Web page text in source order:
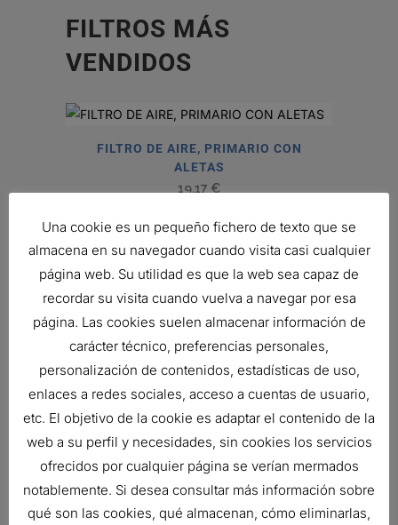
FILTROS MÁS
VENDIDOS
FILTRO DE AIRE, PRIMARIO CON
ALETAS
19,17 €
CARTUCHO SEPARADOR DE AGUA
8,72€
Ref:P550674
FILTRO DE COMBUSTIBLE, SPIN-ON
SEPARADOR DE AGUA T
42,57€
Una cookie es un pequeño fichero de texto que se
almacena en su navegador cuando visita casi cualquier
página web. Su utilidad es que la web sea capaz de
recordar su visita cuando vuelva a navegar por esa
página. Las cookies suelen almacenar información de
carácter técnico, preferencias personales,
personalización de contenidos, estadísticas de uso,
enlaces a redes sociales, acceso a cuentas de usuario,
etc. El objetivo de la cookie es adaptar el contenido de la
web a su perfil y necesidades, sin cookies los servicios
ofrecidos por cualquier página se verían mermados
notablemente. Si desea consultar más información sobre
qué son las cookies, qué almacenan, cómo eliminarlas,